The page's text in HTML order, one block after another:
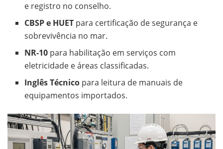
e registro no conselho.
CBSP e HUET para certificação de segurança e
sobrevivência no mar.
NR-10 para habilitação em serviços com
eletricidade e áreas classificadas.
Inglês Técnico para leitura de manuais de
equipamentos importados.